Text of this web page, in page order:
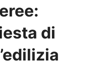
di